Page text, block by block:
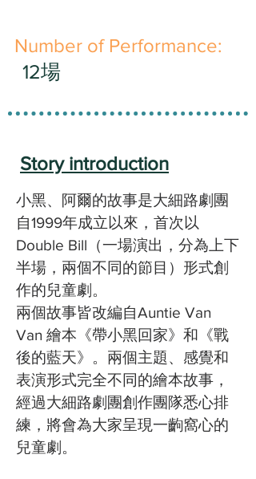
​Number of Performance:
12場
小黑、阿爾的故事是大細路劇團
自1999年成立以來，首次以
Double Bill（一場演出，分為上下
半場，兩個不同的節目）形式創
作的兒童劇。
兩個故事皆改編自Auntie Van
Van 繪本《帶小黑回家》和《戰
後的藍天》。兩個主題、感覺和
表演形式完全不同的繪本故事，
經過大細路劇團創作團隊悉心排
練，將會為大家呈現一齣窩心的
兒童劇。
Story introduction